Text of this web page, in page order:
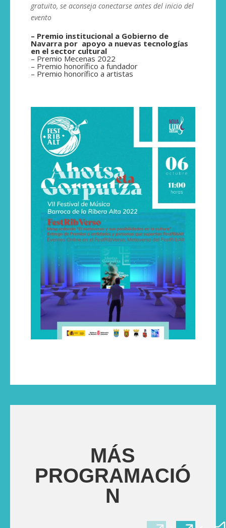
gratuito, se aconseja conectarse antes del inicio del
evento
– Premio institucional a Gobierno de
Navarra por apoyo a nuevas tecnologías
en el sector cultural
– Premio Mecenas 2022
– Premio honorífico a fundador
– Premio honorífico a artistas
MÁS
PROGRAMACIÓ
N